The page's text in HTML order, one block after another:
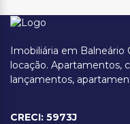
Imobiliária em Balneário
locação. Apartamentos,
lançamentos,
CRECI: 5973J